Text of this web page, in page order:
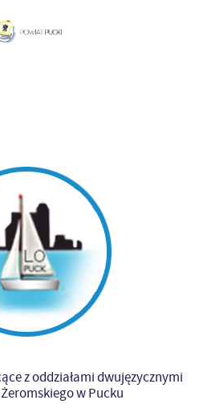
z oddziałami dwujęzycznymi
w Pucku